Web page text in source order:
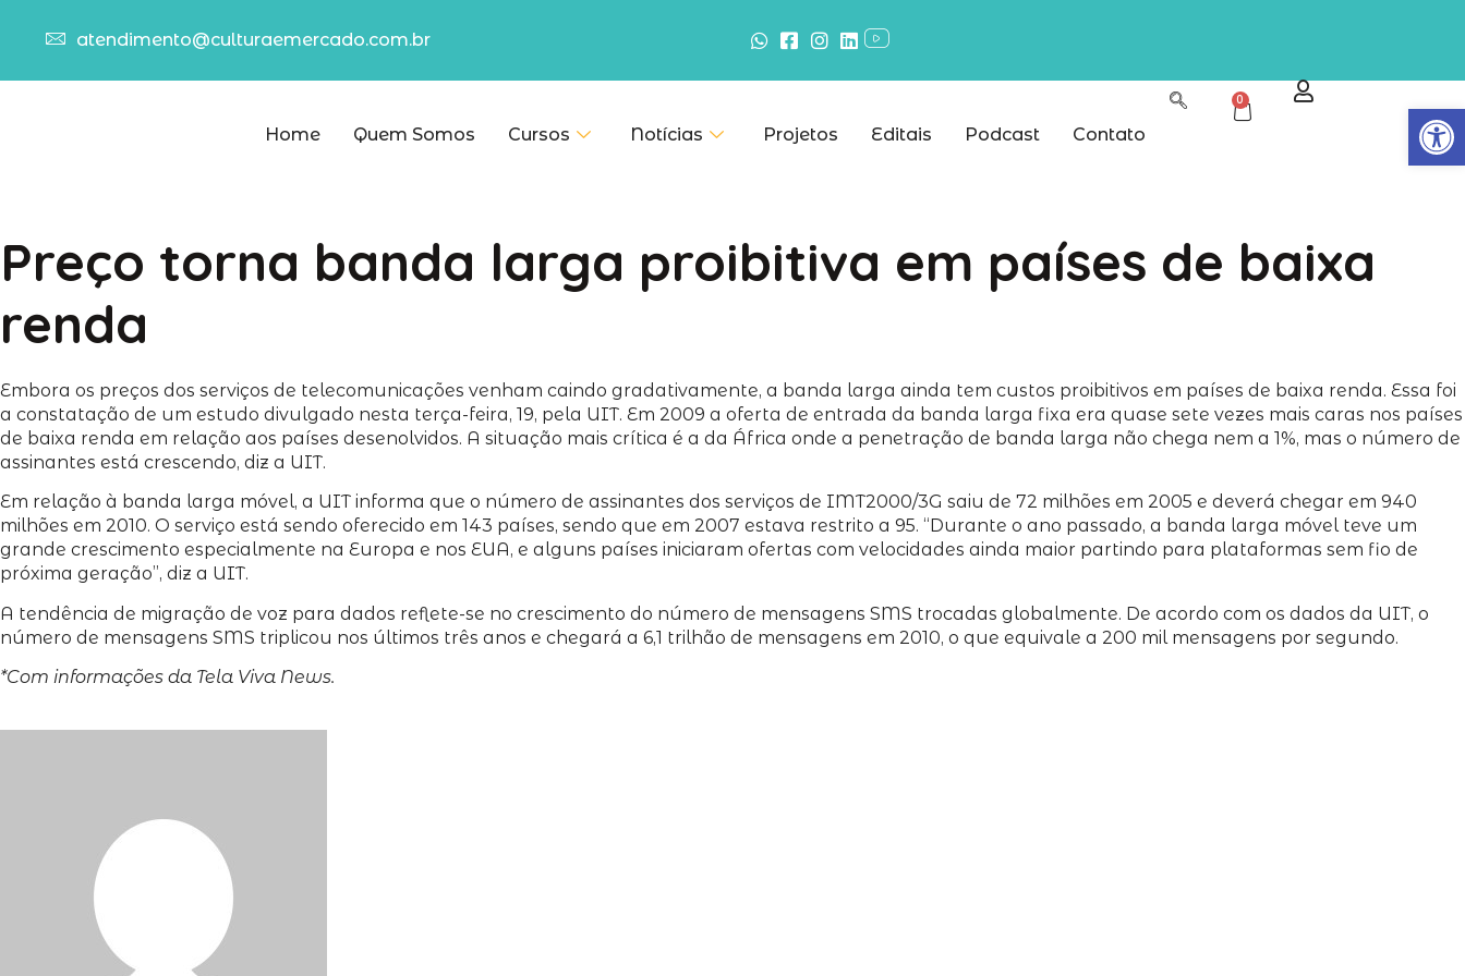
Abrir
atendimento@culturaemercado.com.br
Home Quem Somos Cursos Notícias Projetos Editais Podcast Contato
0
Preço torna banda larga proibitiva em países de baixa
renda
Embora os preços dos serviços de telecomunicações venham caindo gradativamente, a banda larga ainda tem custos proibitivos em países de baixa renda. Essa foi
a constatação de um estudo divulgado nesta terça-feira, 19, pela UIT. Em 2009 a oferta de entrada da banda larga fixa era quase sete vezes mais caras nos países
de baixa renda em relação aos países desenolvidos. A situação mais crítica é a da África onde a penetração de banda larga não chega nem a 1%, mas o número de
assinantes está crescendo, diz a UIT.
Em relação à banda larga móvel, a UIT informa que o número de assinantes dos serviços de IMT2000/3G saiu de 72 milhões em 2005 e deverá chegar em 940
milhões em 2010. O serviço está sendo oferecido em 143 países, sendo que em 2007 estava restrito a 95. “Durante o ano passado, a banda larga móvel teve um
grande crescimento especialmente na Europa e nos EUA, e alguns países iniciaram ofertas com velocidades ainda maior partindo para plataformas sem fio de
próxima geração”, diz a UIT.
A tendência de migração de voz para dados reflete-se no crescimento do número de mensagens SMS trocadas globalmente. De acordo com os dados da UIT, o
número de mensagens SMS triplicou nos últimos três anos e chegará a 6,1 trilhão de mensagens em 2010, o que equivale a 200 mil mensagens por segundo.
*Com informações da Tela Viva News.